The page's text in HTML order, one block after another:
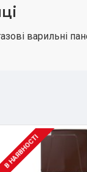
варильні
В НАЯВНОСТІ